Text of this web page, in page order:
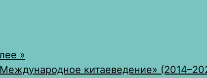
»
китаеведение»